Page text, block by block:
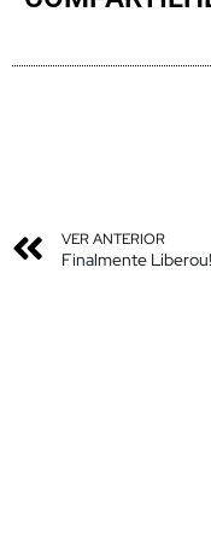
VER ANTERIOR